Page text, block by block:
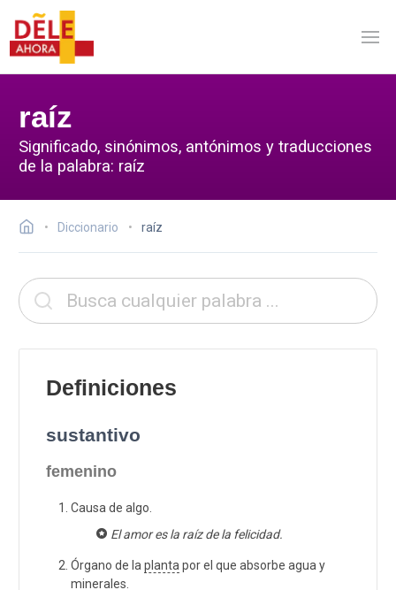
raíz
Significado, sinónimos, antónimos y traducciones
de la palabra: raíz
Diccionario raíz
Definiciones
sustantivo
femenino
Causa de algo.
El amor es la raíz de la felicidad.
Órgano de la planta por el que absorbe agua y
minerales.